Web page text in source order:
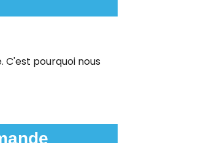
C'est pourquoi nous